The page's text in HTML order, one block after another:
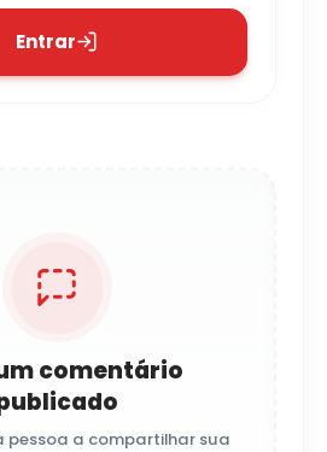
Entrar
comentário
pessoa a compartilhar sua